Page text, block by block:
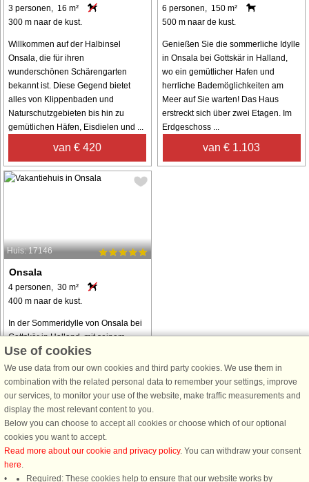
3 personen, 16 m²
300 m naar de kust.
Willkommen auf der Halbinsel
Onsala, die für ihren
wunderschönen Schärengarten
bekannt ist. Diese Gegend bietet
alles von Klippenbaden und
Naturschutzgebieten bis hin zu
gemütlichen Häfen, Eisdielen und ...
van € 420
6 personen, 150 m²
500 m naar de kust.
Genießen Sie die sommerliche Idylle
in Onsala bei Gottskär in Halland,
wo ein gemütlicher Hafen und
herrliche Bademöglichkeiten am
Meer auf Sie warten! Das Haus
erstreckt sich über zwei Etagen. Im
Erdgeschoss ...
van € 1.103
Huis: 17146
Onsala
4 personen, 30 m²
400 m naar de kust.
In der Sommeridylle von Onsala bei
Gottskär in Halland, mit seinem
gemütlichen Hafen und herrlichen
Bademöglichkeiten im Meer, liegt
dieses gemütliche Ferienhäuschen
mit Meerblick und angenehmer
Terrasse. ...
van € 835
Allevakantiewoningen in de omgeving
Use of cookies
We use data from our own cookies and third party cookies. We use them in
combination with the related personal data to remember your settings, improve
our services, to monitor your use of the website, make traffic measurements and
display the most relevant content to you.
Below you can choose to accept all cookies or choose which of our optional
cookies you want to accept.
Read more about our cookie and privacy policy. You can withdraw your consent
here.
Required: These cookies help to ensure that our website works by